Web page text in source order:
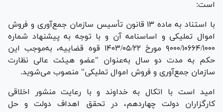
است:
با استناد به ماده ۱۳ قانون تأسیس سازمان جمع‌آوری و فروش
اموال تملیکی و اساسنامه آن و با توجه به پیشنهاد شماره
۹۰۰۰/۱۰۶۶۴/۱۰۰۰ مورخ ۱۴۰۳/۰۵/۲۲ قوه قضاییه، به‌موجب این
حکم به مدت دو سال به‌عنوان "عضو هیئت عالی نظارت
سازمان جمع‌آوری و فروش اموال تملیکی" منصوب می‌شوید.
امید است با اتکال به خداوند و با رعایت منشور اخلاقی
کارگزاران دولت چهاردهم، در تحقق اهداف دولت و حل